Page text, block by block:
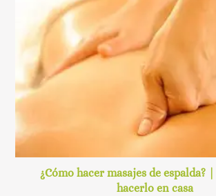
¿Cómo hacer masajes de espalda?
hacerlo en casa